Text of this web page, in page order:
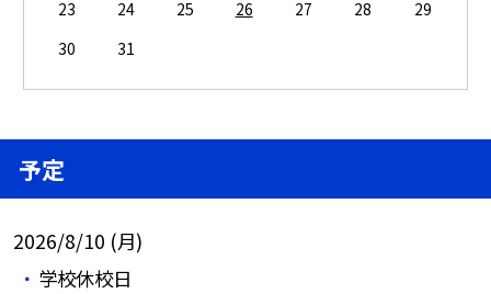
23
24 25 26 27 28
29
30
31
予定
2026/8/10 (月)
学校休校日